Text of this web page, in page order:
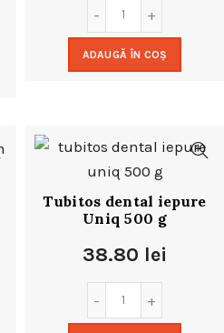
ADAUGĂ ÎN COȘ
Tubitos dental iepure
Uniq 500 g
38.80 lei